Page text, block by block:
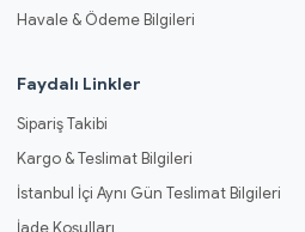
Havale & Ödeme Bilgileri
Faydalı Linkler
Sipariş Takibi
Kargo & Teslimat Bilgileri
İstanbul İçi Aynı Gün Teslimat Bilgileri
İade Koşulları